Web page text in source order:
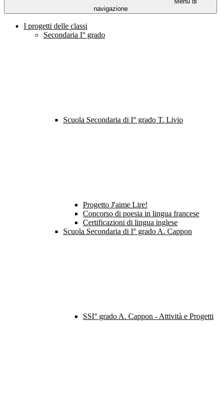
navigazione
I progetti delle classi
Secondaria I° grado
Scuola Secondaria di I° grado T. Livio
Progetto J'aime Lire!
Concorso di poesia in lingua francese
Certificazioni di lingua inglese
Scuola Secondaria di I° grado A. Cappon
SSI° grado A. Cappon - Attività e Progetti